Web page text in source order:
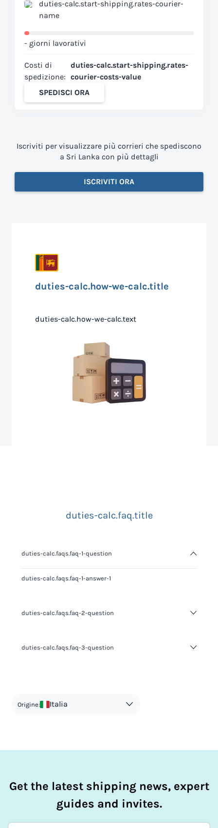
duties-calc.start-shipping.rates-courier-
name
- giorni lavorativi
Costi di
spedizione:
duties-calc.start-shipping.rates-
courier-costs-value
SPEDISCI ORA
Iscriviti per visualizzare più corrieri che spediscono
a Sri Lanka con più dettagli
ISCRIVITI ORA
duties-calc.how-we-calc.title
duties-calc.how-we-calc.text
duties-calc.faq.title
duties-calc.faqs.faq-1-question
duties-calc.faqs.faq-1-answer-1
duties-calc.faqs.faq-2-question
duties-calc.faqs.faq-3-question
Origine: Italia
Get the latest shipping news, expert
guides and invites.